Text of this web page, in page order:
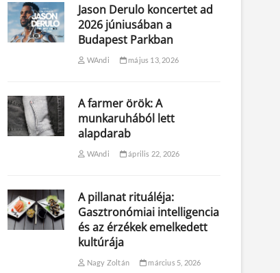
Jason Derulo koncertet ad
2026 júniusában a
Budapest Parkban
WAndi május 13, 2026
A farmer örök: A
munkaruhából lett
alapdarab
WAndi április 22, 2026
A pillanat rituáléja:
Gasztronómiai intelligencia
és az érzékek emelkedett
kultúrája
Nagy Zoltán március 5, 2026